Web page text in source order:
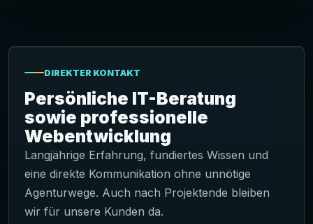
DIREKTER KONTAKT
Persönliche IT-Beratung
sowie professionelle
Webentwicklung
Langjährige Erfahrung, fundiertes Wissen und
eine direkte Kommunikation ohne unnötige
Agenturwege. Auch nach Projektende bleiben
wir für unsere Kunden da.